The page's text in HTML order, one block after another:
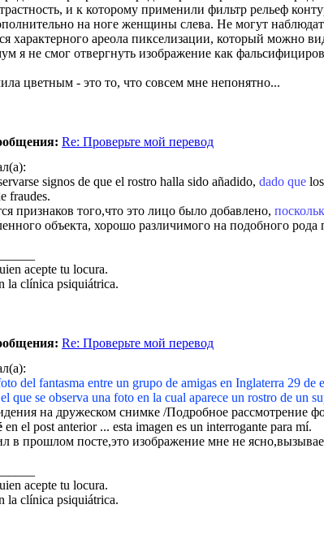
и к которому применили фильтр рельеф
на ноге женщины слева. Не могут
характерного ареола пикселизации, который можно
я не смог отвергнуть изображение как
цветным - это то, что совсем мне непонятно...
Re: Проверьте мой перевод
signos de que el rostro halla sido añadido, dado que
fraudes.
признаков того,что это лицо было добавлено,
объекта, хорошо различимого на подобного рода
acepte tu locura.
la clínica psiquiátrica.
Re: Проверьте мой перевод
del fantasma entre un grupo de amigas en Inglaterra 29
que se observa una foto en la cual aparece un rostro de un
на дружеском снимке /Подробное рассмотрение
en el post anterior ... esta imagen es un interrogante para mí.
в прошлом посте,это изображение мне не
acepte tu locura.
la clínica psiquiátrica.